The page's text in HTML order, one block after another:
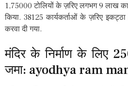
1,75000 टोलियों के ज़रिए लगभग 9 लाख
किया. 38125 कार्यकर्ताओं के ज़रिए
करवा दी गया.
मंदिर के निर्माण के लिए
जमा: ayodhya ram